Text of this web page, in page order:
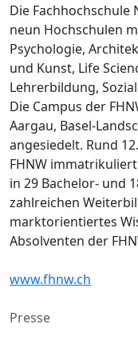
Die Fachhochschule
neun Hochschulen
Psychologie,
und Kunst, Life
Lehrerbildung,
Die Campus der
Aargau, Basel-
angesiedelt. Rund
FHNW
in 29 Bachelor- und
zahlreichen
marktorientiertes
Absolventen der
www.fhnw.ch
Presse